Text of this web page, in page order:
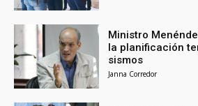
Ministro
la planificación
sismos
Janna Corredor